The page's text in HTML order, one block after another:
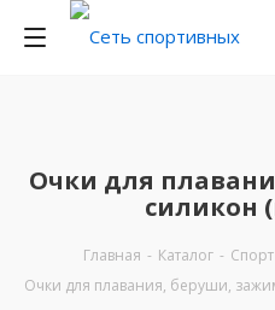
Очки для
силикон
Главная - Каталог -
Очки для плавания, беруши,